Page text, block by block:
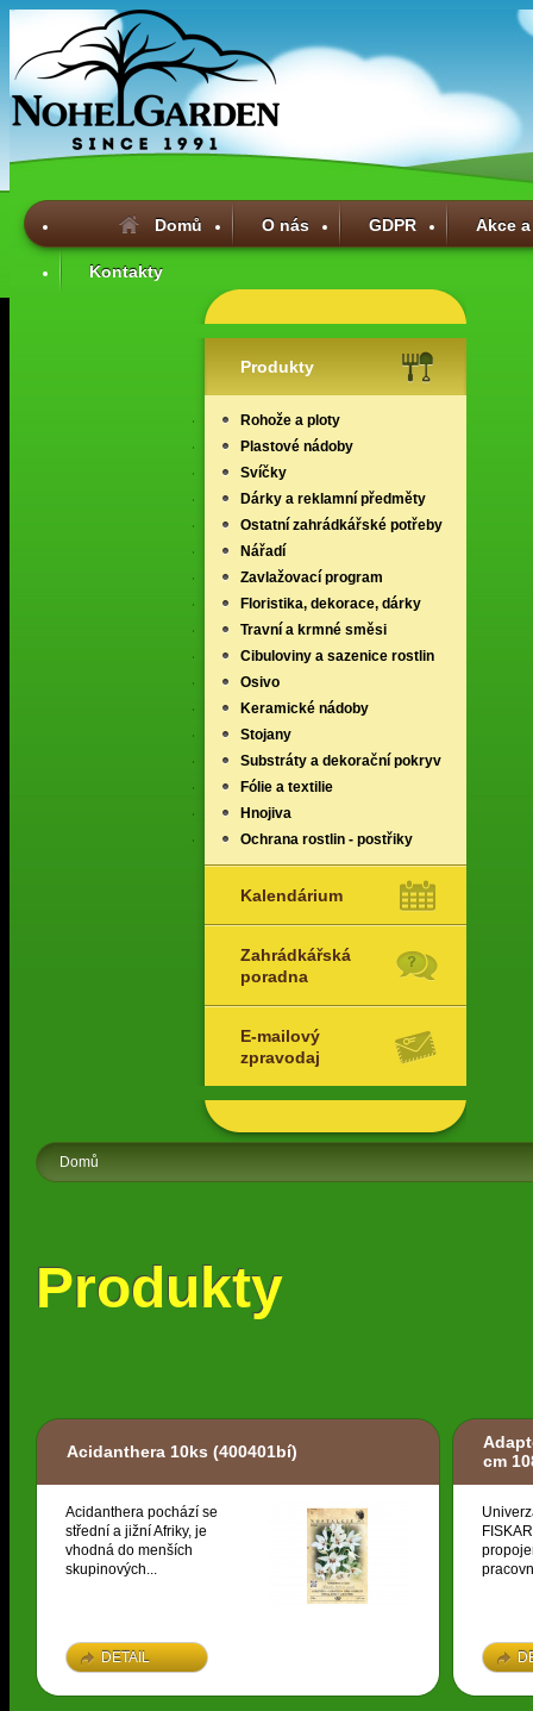
Domů O nás GDPR Akce
Kontakty
Produkty
Rohože a ploty
Plastové nádoby
Svíčky
Dárky a reklamní předměty
Ostatní zahrádkářské potřeby
Nářadí
Zavlažovací program
Floristika, dekorace, dárky
Travní a krmné směsi
Cibuloviny a sazenice rostlin
Osivo
Keramické nádoby
Stojany
Substráty a dekorační pokryv
Fólie a textilie
Hnojiva
Ochrana rostlin - postřiky
Kalendárium
Zahrádkářská
poradna
E-mailový
zpravodaj
Domů
Produkty
Acidanthera 10ks (400401bí)
Acidanthera pochází se
střední a jižní Afriky, je
vhodná do menších
skupinových...
DETAIL
cm